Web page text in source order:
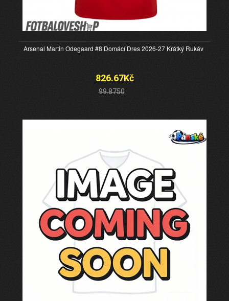
Arsenal Martin Odegaard #8 Domácí Dres 2026-27 Krátký Rukáv
826.67Kč
99.8750